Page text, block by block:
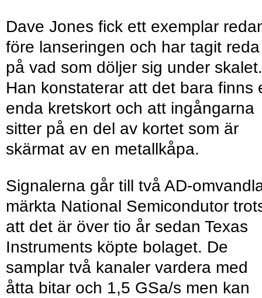
Dave Jones fick ett exemplar
före lanseringen och har tagit reda
på vad som döljer sig under skalet.
Han konstaterar att det bara finns
enda kretskort och att ingångarna
sitter på en del av kortet som är
skärmat av en metallkåpa.
Signalerna går till två AD-
märkta National Semicondutor
att det är över tio år sedan Texas
Instruments köpte bolaget. De
samplar två kanaler vardera med
åtta bitar och 1,5 GSa/s men kan